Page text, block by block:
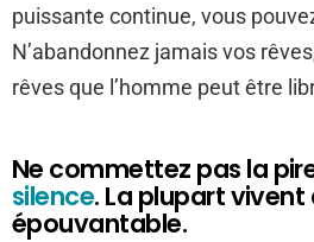
puissante continue, vous
N’abandonnez jamais vos
rêves que l’homme peut être
Ne commettez pas la
silence. La plupart vivent
épouvantable.